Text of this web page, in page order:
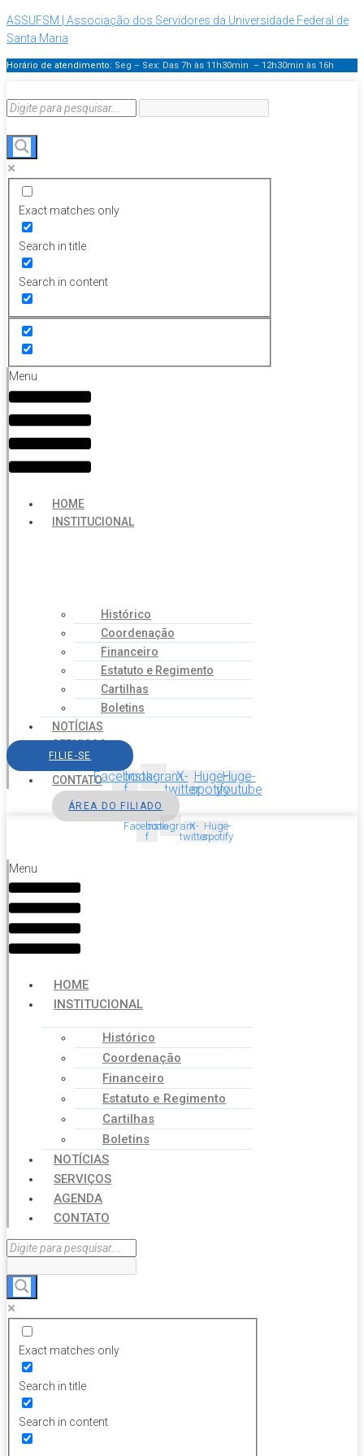
ASSUFSM | Associação dos Servidores da Universidade Federal de
Santa Maria
Horário de atendimento: Seg – Sex: Das 7h às 11h30min – 12h30min às 16h
Exact matches only
Search in title
Search in content
Menu
HOME
INSTITUCIONAL
Histórico
Coordenação
Financeiro
Estatuto e Regimento
Cartilhas
Boletins
NOTÍCIAS
SERVIÇOS
AGENDA
CONTATO
FILIE-SE
Facebook-
f
InstagramX-
twitter
Huge-
spotify
Huge-
youtube
ÁREA DO FILIADO
Facebook-
f
InstagramX-
twitter
Huge-
spotify
Menu
HOME
INSTITUCIONAL
Histórico
Coordenação
Financeiro
Estatuto e Regimento
Cartilhas
Boletins
NOTÍCIAS
SERVIÇOS
AGENDA
CONTATO
Exact matches only
Search in title
Search in content